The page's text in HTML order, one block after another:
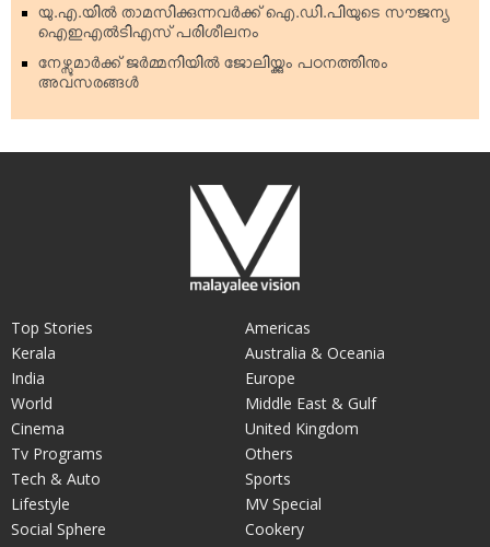
യു.എ.യില്‍ താമസിക്കുന്നവര്‍ക്ക് ഐ.ഡി.പിയുടെ സൗജന്യ
ഐഇഎല്‍ടിഎസ് പരിശീലനം
നേഴ്സുമാര്‍ക്ക് ജര്‍മ്മനിയില്‍ ജോലിയ്ക്കും പഠനത്തിനും
അവസരങ്ങള്‍
Top Stories
Kerala
India
World
Cinema
Tv Programs
Tech & Auto
Americas
Australia & Oceania
Europe
Middle East & Gulf
United Kingdom
Others
Sports
Lifestyle
Social Sphere
MV Special
Cookery